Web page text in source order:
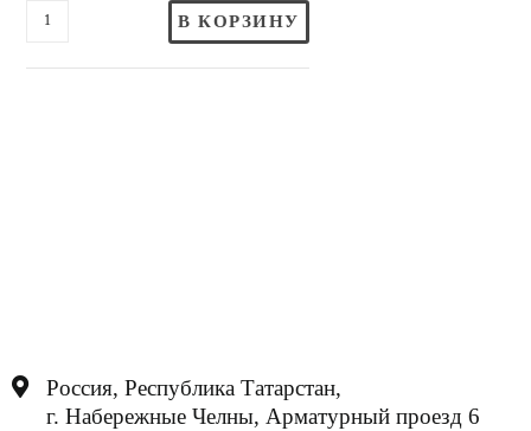
В КОРЗИНУ
Россия, Республика Татарстан,
г. Набережные Челны, Арматурный проезд 6